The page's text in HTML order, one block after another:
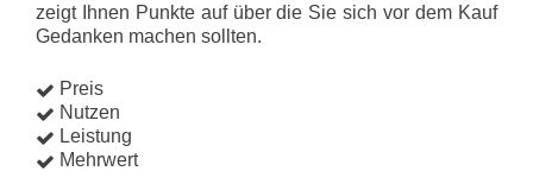
zeigt Ihnen Punkte auf über die Sie sich vor dem Kauf
Gedanken machen sollten.
Preis
Nutzen
Leistung
Mehrwert